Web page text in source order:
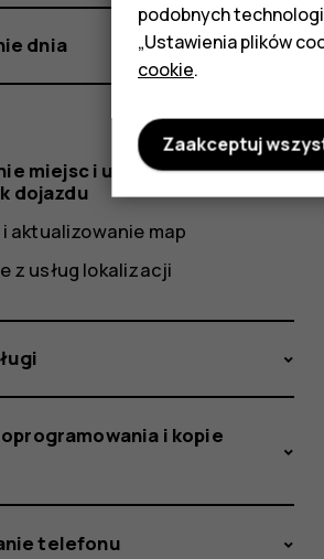
dnia
miejsc i uzyskiwanie
dojazdu
aktualizowanie map
z usług lokalizacji
i kopie
telefonu
podobnych
„Ustawienia plików
cookie.
Zaakceptuj